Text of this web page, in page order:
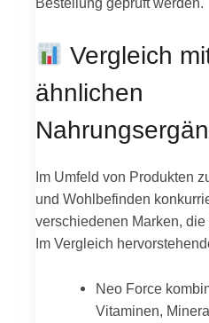
Vergleich
ähnlichen
Im Umfeld von Produkten
und Wohlbefinden
verschiedenen Marken,
Im Vergleich
Neo Force
Vitaminen,